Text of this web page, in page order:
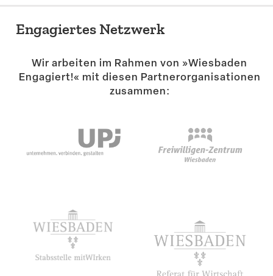
Engagiertes Netzwerk
Wir arbeiten im Rahmen von »Wiesbaden
Engagiert!« mit diesen Partner­or­ga­ni­sa­tionen
zusammen: